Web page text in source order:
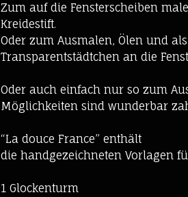
Zum auf die Fensterscheiben
Kreidestift.
Oder zum Ausmalen, Ölen und als
Transparentstädtchen an die
Oder auch einfach nur so zum
Möglichkeiten sind wunderbar
“La douce France” enthält
die handgezeichneten Vorlagen
1 Glockenturm